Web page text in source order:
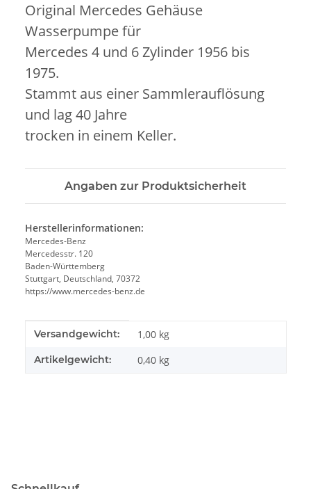
Original Mercedes Gehäuse
Wasserpumpe für
Mercedes 4 und 6 Zylinder 1956 bis
1975.
Stammt aus einer Sammlerauflösung
und lag 40 Jahre
trocken in einem Keller.
Angaben zur Produktsicherheit
Herstellerinformationen:
Mercedes-Benz
Mercedesstr. 120
Baden-Württemberg
Stuttgart, Deutschland, 70372
https://www.mercedes-benz.de
Produkteigenschaft
Wert
Versandgewicht: 1,00 kg
Artikelgewicht: 0,40 kg